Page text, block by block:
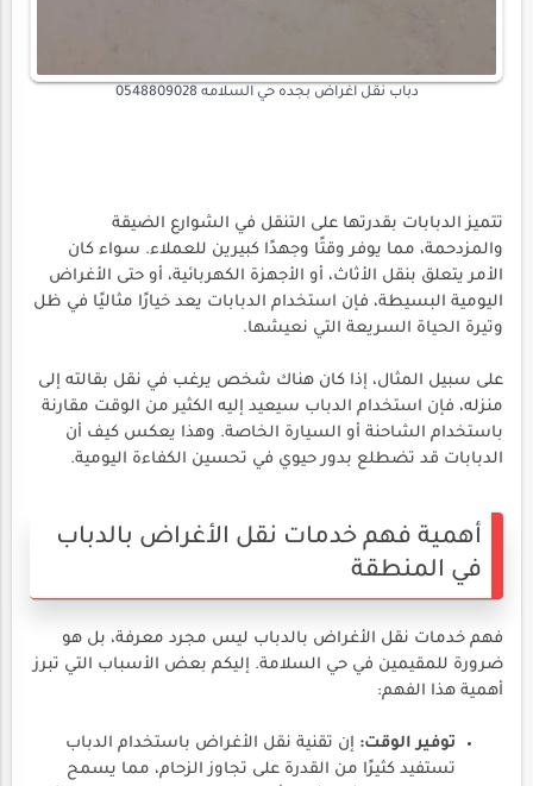
دباب نقل اغراض بجده حي السلامه 0548809028
تتميز الدبابات بقدرتها على التنقل في الشوارع الضيقة
والمزدحمة، مما يوفر وقتًا وجهدًا كبيرين للعملاء. سواء كان
الأمر يتعلق بنقل الأثاث، أو الأجهزة الكهربائية، أو حتى الأغراض
اليومية البسيطة، فإن استخدام الدبابات يعد خيارًا مثاليًا في ظل
وتيرة الحياة السريعة التي نعيشها.
على سبيل المثال، إذا كان هناك شخص يرغب في نقل بقالته إلى
منزله، فإن استخدام الدباب سيعيد إليه الكثير من الوقت مقارنة
باستخدام الشاحنة أو السيارة الخاصة. وهذا يعكس كيف أن
الدبابات قد تضطلع بدور حيوي في تحسين الكفاءة اليومية.
أهمية فهم خدمات نقل الأغراض بالدباب
في المنطقة
فهم خدمات نقل الأغراض بالدباب ليس مجرد معرفة، بل هو
ضرورة للمقيمين في حي السلامة. إليكم بعض الأسباب التي تبرز
أهمية هذا الفهم:
توفير الوقت: إن تقنية نقل الأغراض باستخدام الدباب
تستفيد كثيرًا من القدرة على تجاوز الزحام، مما يسمح